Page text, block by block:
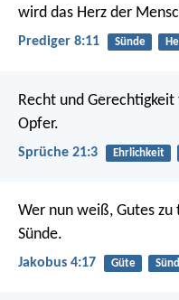
wird das Herz der
Prediger 8:11 Sünde
Recht und Gerechtigkeit
Opfer.
Sprüche 21:3 Ehrlichkeit
Wer nun weiß, Gutes zu
Sünde.
Jakobus 4:17 Güte